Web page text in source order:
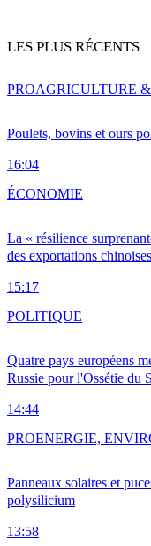
LES PLUS RÉCENTS
Poulets, bovins et ours
16:04
PROAGRICULTURE
La « résilience
des exportations chinoises
15:17
ÉCONOMIE
Quatre pays européens
Russie pour l'Ossétie du
14:44
POLITIQUE
Panneaux solaires et
polysilicium
13:58
PROENERGIE,